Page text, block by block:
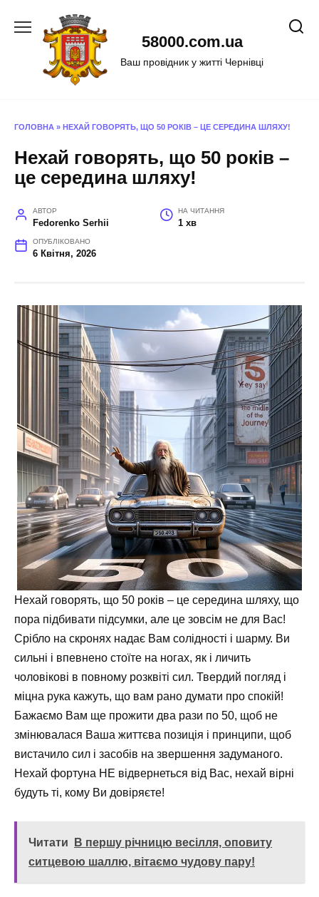
58000.com.ua
Ваш провідник у житті Чернівці
ГОЛОВНА » НЕХАЙ ГОВОРЯТЬ, ЩО 50 РОКІВ – ЦЕ СЕРЕДИНА ШЛЯХУ!
Нехай говорять, що 50 років –
це середина шляху!
АВТОР
Fedorenko Serhii
НА ЧИТАННЯ
1 хв
ОПУБЛІКОВАНО
6 Квітня, 2026
Нехай говорять, що 50 років – це середина шляху, що
пора підбивати підсумки, але це зовсім не для Вас!
Срібло на скронях надає Вам солідності і шарму. Ви
сильні і впевнено стоїте на ногах, як і личить
чоловікові в повному розквіті сил. Твердий погляд і
міцна рука кажуть, що вам рано думати про спокій!
Бажаємо Вам ще прожити два рази по 50, щоб не
змінювалася Ваша життєва позиція і принципи, щоб
вистачило сил і засобів на звершення задуманого.
Нехай фортуна НЕ відвернеться від Вас, нехай вірні
будуть ті, кому Ви довіряєте!
Читати
В першу річницю весілля, оповиту
ситцевою шаллю, вітаємо чудову пару!